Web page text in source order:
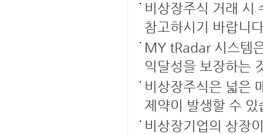
비상장주식 거래 시
참고하시기 바랍니
MY tRadar 시스템
익달성을 보장하는
비상장주식은 넓은
제약이 발생할 수 있
비상장기업의 상장